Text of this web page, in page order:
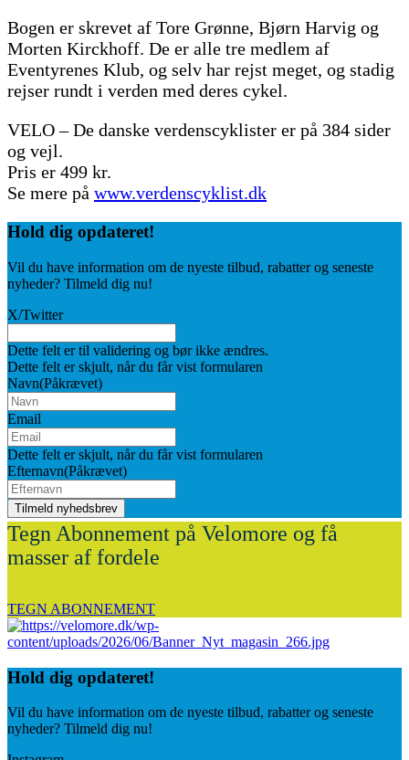
Bogen er skrevet af Tore Grønne, Bjørn Harvig og
Morten Kirckhoff. De er alle tre medlem af
Eventyrenes Klub, og selv har rejst meget, og stadig
rejser rundt i verden med deres cykel.
VELO – De danske verdenscyklister er på 384 sider
og vejl.
Pris er 499 kr.
Se mere på www.verdenscyklist.dk
Hold dig opdateret!
Vil du have information om de nyeste tilbud, rabatter og seneste
nyheder? Tilmeld dig nu!
X/Twitter
Dette felt er til validering og bør ikke ændres.
Dette felt er skjult, når du får vist formularen
Navn(Påkrævet)
Email
Dette felt er skjult, når du får vist formularen
Efternavn(Påkrævet)
Tegn Abonnement på Velomore og få
masser af fordele
TEGN ABONNEMENT
Hold dig opdateret!
Vil du have information om de nyeste tilbud, rabatter og seneste
nyheder? Tilmeld dig nu!